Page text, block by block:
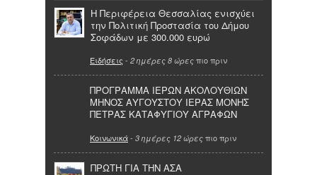
Η Περιφέρεια Θεσσαλίας ενισχύει
την Πολιτική Προστασία του Δήμου
Σοφάδων με 300.000 ευρώ
Ειδήσεις - 2 ημέρες 8 ώρες πιο πριν
ΠΡΟΓΡΑΜΜΑ ΙΕΡΩΝ ΑΚΟΛΟΥΘΙΩΝ
ΜΗΝΟΣ ΑΥΓΟΥΣΤΟΥ ΙΕΡΑΣ ΜΟΝΗΣ
ΠΕΤΡΑΣ ΚΑΤΑΦΥΓΙΟΥ ΑΓΡΑΦΩΝ
Κοινωνικά- 3 ημέρες 12 ώρες πιο πριν
ΠΡΩΤΗ ΓΙΑ ΤΗΝ ΑΣΑ